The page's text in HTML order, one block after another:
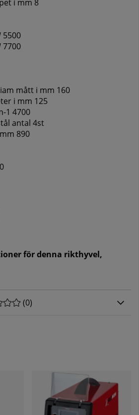
i mm 8
5500
7700
mått i mm 160
i mm 125
1 4700
antal 4st
890
för denna rikthyvel,
0 AV 5 ANTAL BETYG 0
(0)